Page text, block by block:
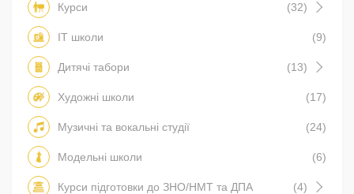
Курси (32)
IT школи (9)
Дитячі табори (13)
Художні школи (17)
Музичні та вокальні студії (24)
Модельні школи (6)
Курси підготовки до ЗНО/НМТ та ДПА (4)